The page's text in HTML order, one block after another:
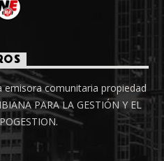
emisora comunitaria propiedad
PARA LA GESTIÓN Y EL